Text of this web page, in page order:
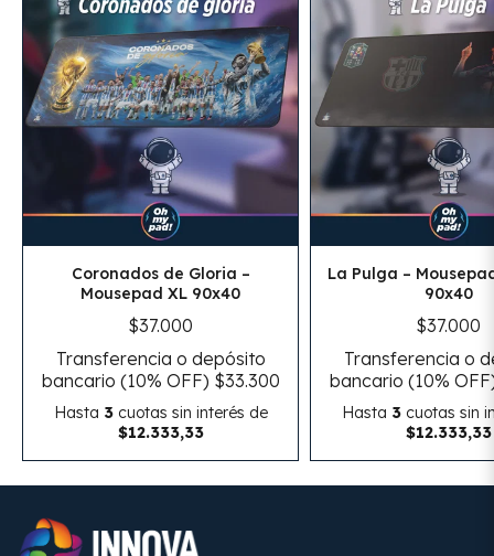
Coronados de Gloria –
Mousepad XL 90x40
$37.000
Transferencia o depósito
bancario (10% OFF) $33.300
Hasta 3cuotas sin interés de
$12.333,33
La Pulga –
90x40
$37.000
Transferencia o
bancario (10%
Hasta 3cuotas sin
$12.333,33